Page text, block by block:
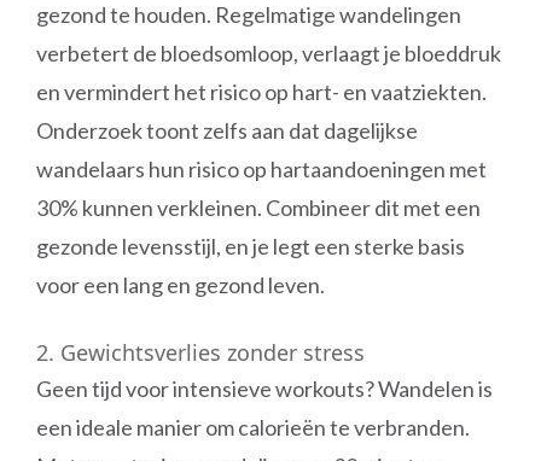
gezond te houden. Regelmatige wandelingen
verbetert de bloedsomloop, verlaagt je bloeddruk
en vermindert het risico op hart- en vaatziekten.
Onderzoek toont zelfs aan dat dagelijkse
wandelaars hun risico op hartaandoeningen met
30% kunnen verkleinen. Combineer dit met een
gezonde levensstijl, en je legt een sterke basis
voor een lang en gezond leven.
2. Gewichtsverlies zonder stress
Geen tijd voor intensieve workouts? Wandelen is
een ideale manier om calorieën te verbranden.